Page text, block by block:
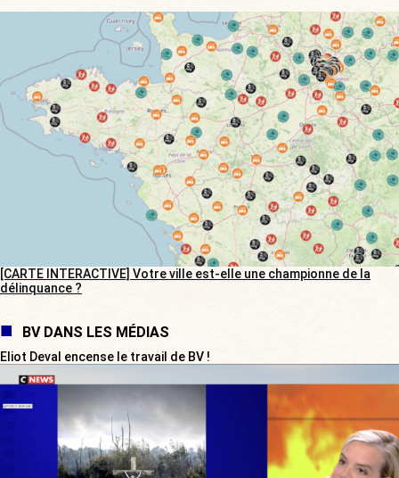
[CARTE INTERACTIVE] Votre ville est-elle une championne de la
délinquance ?
BV DANS LES MÉDIAS
Eliot Deval encense le travail de BV !